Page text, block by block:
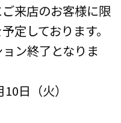
来店のお客様に限
定しております。
ン終了となりま
日（火）